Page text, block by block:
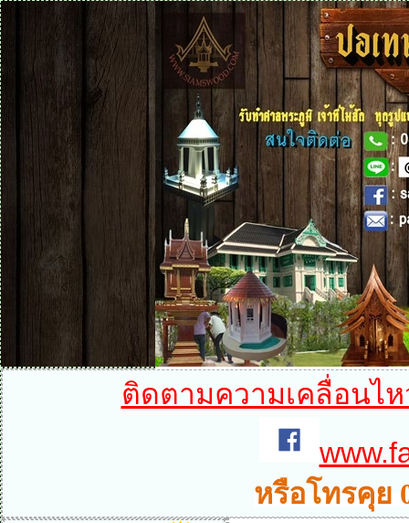
ติดตามความเคลื่อนไ
หรือโทรคุย